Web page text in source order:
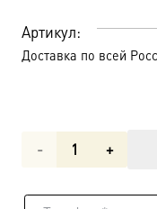
Артикул:
Доставка по всей
Количество